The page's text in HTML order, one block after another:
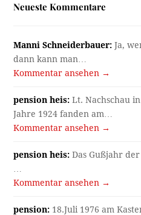
Neueste Kommentare
Manni Schneiderbauer: Ja,
dann kann man…
Kommentar ansehen →
pension heis: Lt. Nachschau
Jahre 1924 fanden am…
Kommentar ansehen →
pension heis: Das Gußjahr der
Kommentar ansehen →
pension: 18.Juli 1976 am